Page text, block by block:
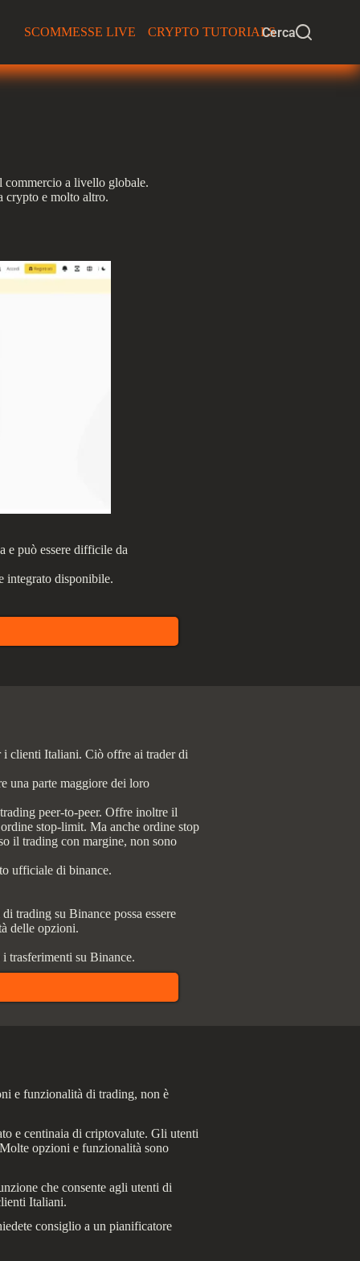
SCOMMESSE LIVE CRYPTO TUTORIALSCerca
commercio a livello globale.
crypto e molto altro.
e può essere difficile da
integrato disponibile.
clienti Italiani. Ciò offre ai trader di
una parte maggiore dei loro
peer-to-peer. Offre inoltre il
stop-limit. Ma anche ordine stop
il trading con margine, non sono
ufficiale di binance.
trading su Binance possa essere
delle opzioni.
trasferimenti su Binance.
e funzionalità di trading, non è
e centinaia di criptovalute. Gli utenti
opzioni e funzionalità sono
che consente agli utenti di
Italiani.
consiglio a un pianificatore